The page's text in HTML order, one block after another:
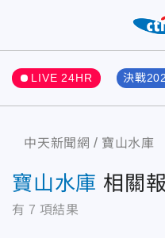
LIVE 24HR 決戰
中天新聞網 寶山水庫
寶山水庫 相關
有 7 項結果